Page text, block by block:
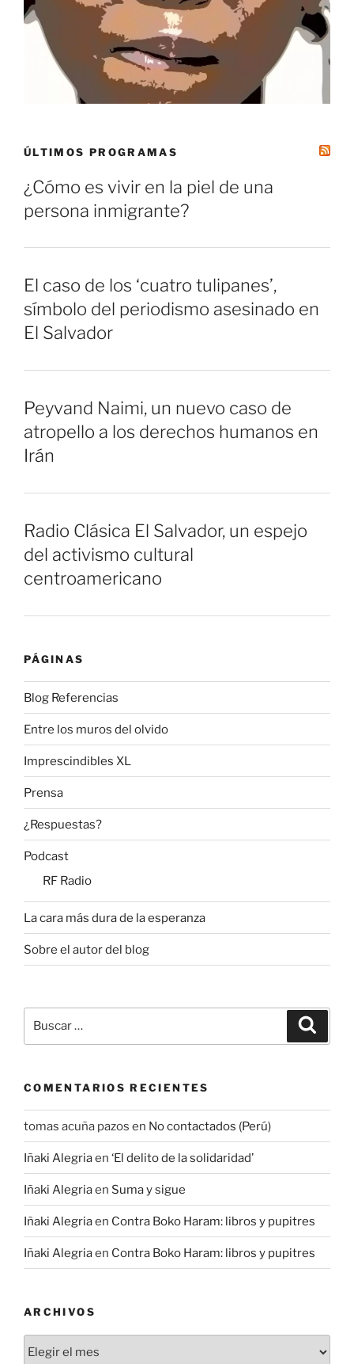
ÚLTIMOS PROGRAMAS
¿Cómo es vivir en la piel de una
persona inmigrante?
El caso de los ‘cuatro tulipanes’,
símbolo del periodismo asesinado en
El Salvador
Peyvand Naimi, un nuevo caso de
atropello a los derechos humanos en
Irán
Radio Clásica El Salvador, un espejo
del activismo cultural
centroamericano
PÁGINAS
Blog Referencias
Entre los muros del olvido
Imprescindibles XL
Prensa
¿Respuestas?
Podcast
RF Radio
La cara más dura de la esperanza
Sobre el autor del blog
por:
COMENTARIOS RECIENTES
tomas acuña pazos en No contactados (Perú)
Iñaki Alegriaen ‘El delito de la solidaridad’
Iñaki Alegriaen Suma y sigue
Iñaki Alegriaen Contra Boko Haram: libros y pupitres
Iñaki Alegriaen Contra Boko Haram: libros y pupitres
ARCHIVOS